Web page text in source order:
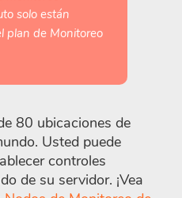
solo están
plan de Monitoreo
80 ubicaciones de
Usted puede
controles
de su servidor. ¡Vea